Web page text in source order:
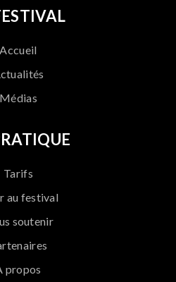
Accueil
Médias
Tarifs
au festival
soutenir
propos